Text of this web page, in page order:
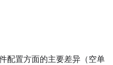
配置方面的主要差异（空单